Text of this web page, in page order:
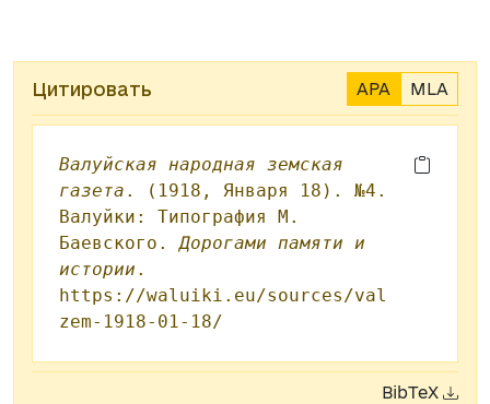
Цитировать APA MLA
Валуйская народная земская
газета . (1918, Января 18). №4.
Валуйки: Типография М.
Баевского.Дорогами памяти и
истории .
https://waluiki.eu/sources/val
zem-1918-01-18/
BibTeX